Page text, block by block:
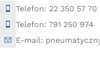
Telefon: 22 350 57 70
Telefon: 791 250 974
E-mail: